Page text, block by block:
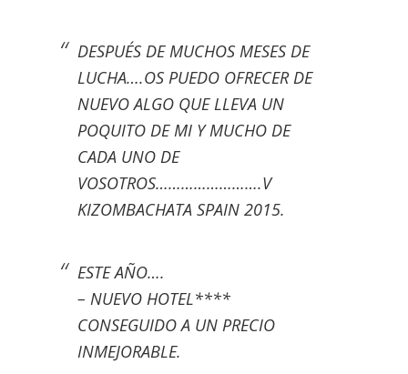
DESPUÉS DE MUCHOS MESES DE
LUCHA….OS PUEDO OFRECER DE
NUEVO ALGO QUE LLEVA UN
POQUITO DE MI Y MUCHO DE
CADA UNO DE
VOSOTROS…………………….V
KIZOMBACHATA SPAIN 2015.
ESTE AÑO….
– NUEVO HOTEL****
CONSEGUIDO A UN PRECIO
INMEJORABLE.